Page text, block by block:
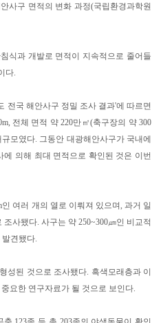
사구 면적의 변화 과정(국립환경과학원
식과 개발로 면적이 지속적으로 줄어들
다.
전국 해안사구 정밀 조사 결과'에 따르면
전체 면적 약 220만㎡(축구장의 약 300
모였다. 그동안 대광해안사구가 국내에
의해 최대 면적으로 확인된 것은 이번
여러 개의 열로 이뤄져 있으며, 과거 일
사됐다. 사구는 약 250~300㎛인 비교적
견됐다.
성된 것으로 조사됐다. 흑색모래층과 이
요한 연구자료가 될 것으로 보인다.